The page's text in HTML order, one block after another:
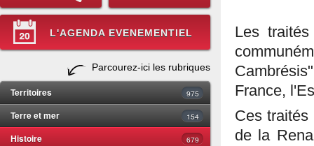
L'AGENDA EVENEMENTIEL
Parcourez-ici les rubriques
Territoires 975
Terre et mer 154
Histoire 679
Les
France,
Ces traités
de la